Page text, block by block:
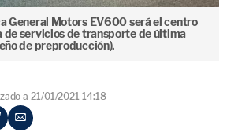
General Motors EV600 será el centro
de servicios de transporte de última
de preproducción).
a 21/01/2021 14:18